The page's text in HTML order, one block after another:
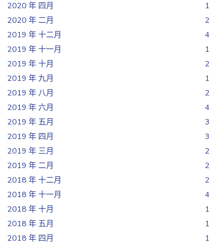
2020 年 四月
1
2020 年 二月
2
2019 年 十二月
4
2019 年 十一月
1
2019 年 十月
2
2019 年 九月
1
2019 年 八月
2
2019 年 六月
4
2019 年 五月
3
2019 年 四月
3
2019 年 三月
2
2019 年 二月
2
2018 年 十二月
2
2018 年 十一月
4
2018 年 十月
1
2018 年 五月
1
2018 年 四月
1